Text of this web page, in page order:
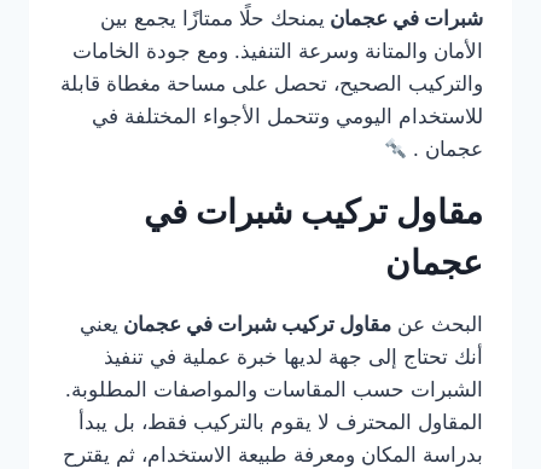
شبرات في عجمان يمنحك حلًا ممتازًا يجمع بين
الأمان والمتانة وسرعة التنفيذ. ومع جودة الخامات
والتركيب الصحيح، تحصل على مساحة مغطاة قابلة
للاستخدام اليومي وتتحمل الأجواء المختلفة في
عجمان .
مقاول تركيب شبرات في
عجمان
البحث عن مقاول تركيب شبرات في عجمان يعني
أنك تحتاج إلى جهة لديها خبرة عملية في تنفيذ
الشبرات حسب المقاسات والمواصفات المطلوبة.
المقاول المحترف لا يقوم بالتركيب فقط، بل يبدأ
بدراسة المكان ومعرفة طبيعة الاستخدام، ثم يقترح